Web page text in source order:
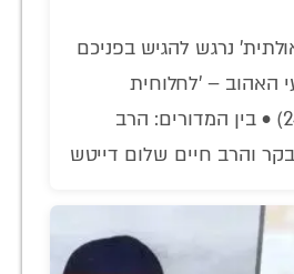
נרגש להגיש בפניכם
האהוב – 'לחלוחית
חסידית' (גיליון 247) • בין המדורים: הרב
והרב חיים שלום דייטש